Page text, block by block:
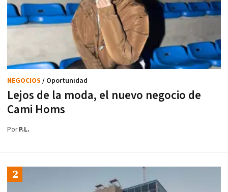
Lejos de la moda, el nuevo negocio de
Cami Homs
NEGOCIOS / Oportunidad
PorP.L.